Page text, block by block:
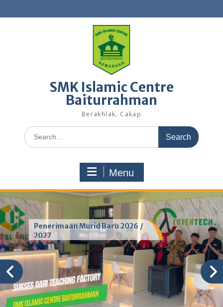
to
SMK Islamic Centre
Baiturrahman
Berakhlak, Cakap
Search
for:
Menu
Penerimaan Murid Baru 2026 /
2027